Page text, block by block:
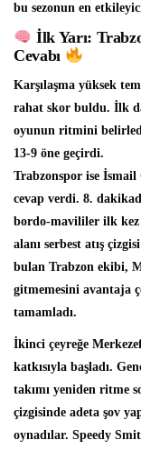
bu sezonun en
İlk Yarı:
Cevabı
Karşılaşma yüksek
rahat skor buldu. İlk
oyunun ritmini
13-9 öne geçirdi.
Trabzonspor ise
cevap verdi. 8.
bordo-mavililer ilk kez
alanı serbest atış
bulan Trabzon ekibi,
gitmemesini avantaja
tamamladı.
İkinci çeyreğe
katkısıyla başladı.
takımı yeniden ritme
çizgisinde adeta şov
oynadılar. Speedy